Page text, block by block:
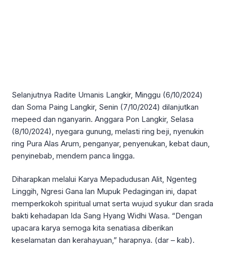
Selanjutnya Radite Umanis Langkir, Minggu (6/10/2024)
dan Soma Paing Langkir, Senin (7/10/2024) dilanjutkan
mepeed dan nganyarin. Anggara Pon Langkir, Selasa
(8/10/2024), nyegara gunung, melasti ring beji, nyenukin
ring Pura Alas Arum, penganyar, penyenukan, kebat daun,
penyinebab, mendem panca lingga.
Diharapkan melalui Karya Mepadudusan Alit, Ngenteg
Linggih, Ngresi Gana lan Mupuk Pedagingan ini, dapat
memperkokoh spiritual umat serta wujud syukur dan srada
bakti kehadapan Ida Sang Hyang Widhi Wasa. “Dengan
upacara karya semoga kita senatiasa diberikan
keselamatan dan kerahayuan,” harapnya. (dar – kab).